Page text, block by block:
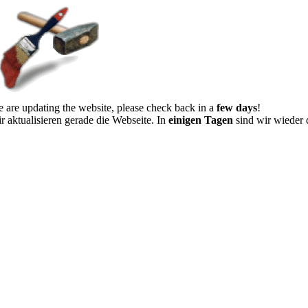
are updating the website, please check back in a few days!
aktualisieren gerade die Webseite. In einigen Tagen sind wir wieder